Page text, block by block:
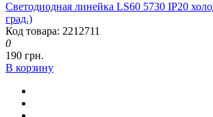
Светодиодная линейка LS60 5730 IP20
град.)
Код товара: 2212711
0
190 грн.
В корзину